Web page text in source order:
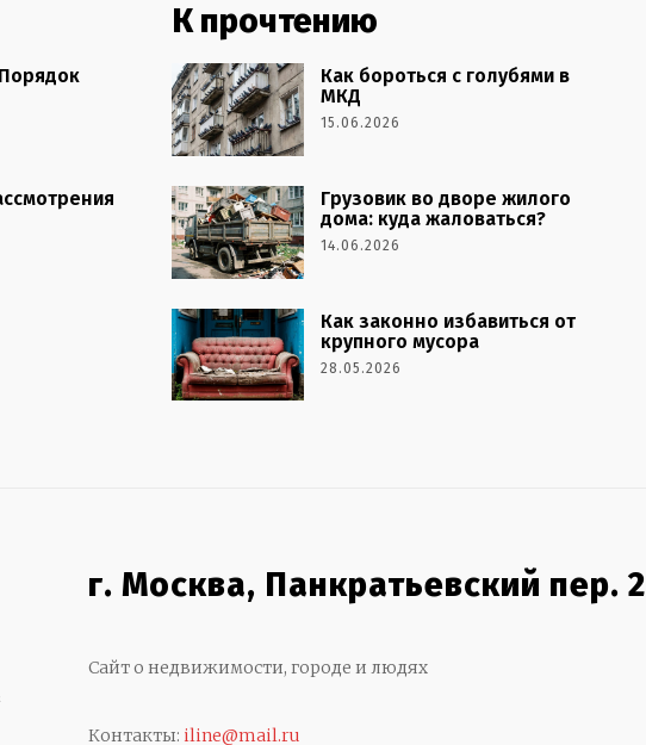
К прочтению
Как бороться с голубями в
МКД
15.06.2026
Грузовик во дворе жилого
дома: куда жаловаться?
14.06.2026
Как законно избавиться от
крупного мусора
28.05.2026
г. Москва, Панкратьевский пер. 2
Сайт о недвижимости, городе и людях
Контакты: iline@mail.ru